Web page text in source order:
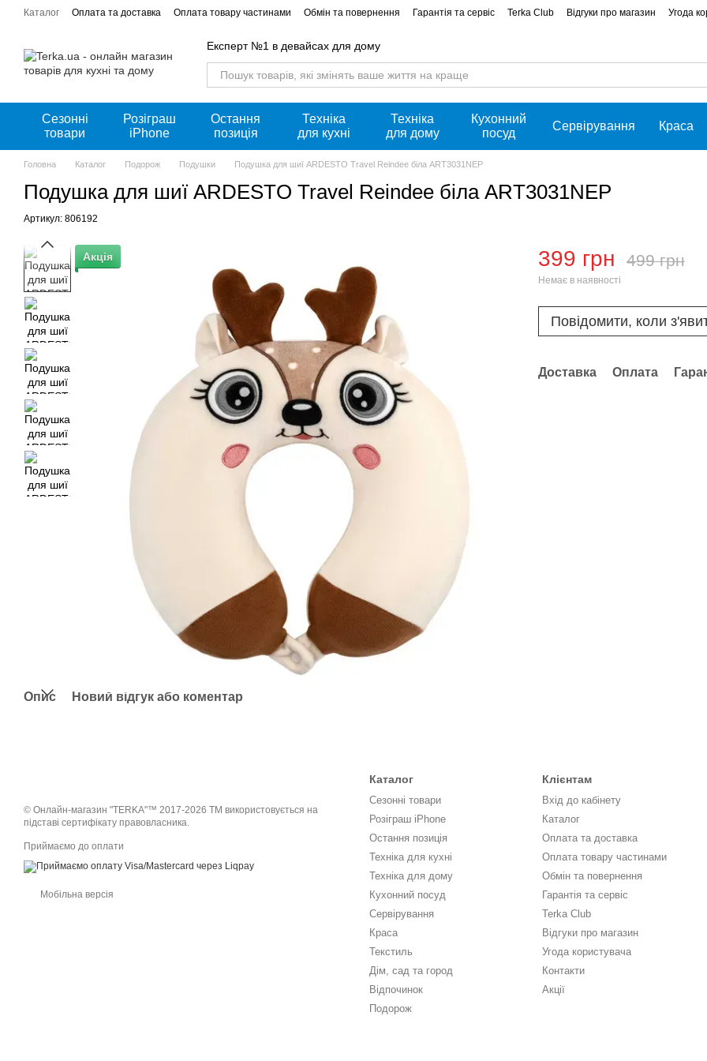
Перейти к основному контенту
Каталог Оплата та доставка Оплата товару частинами Обмін та повернення Гарантія та сервіс Terka Club Відгуки про магазин
Угода
Експерт №1 в девайсах для дому
Сезонні
товари
Розіграш
iPhone
Остання
позиція
Техніка
для кухні
Техніка
для дому
Кухонний
посуд
Сервірування Краса
Головна Каталог Подорож Подушки Подушка для шиї ARDESTO Travel Reindee біла ART3031NEP
Подушка для шиї ARDESTO Travel Reindee біла ART3031NEP
Артикул: 806192
Акція
Опис Новий відгук або коментар
399 грн 499 грн
Немає в наявності
Повідомити, коли
Доставка Оплата
© Онлайн-магазин "TERKA"™ 2017-2026 ТМ використовується на
підставі сертифікату правовласника.
Приймаємо до оплати
Мобільна версія
Каталог
Сезонні товари
Розіграш iPhone
Остання позиція
Техніка для кухні
Техніка для дому
Кухонний посуд
Сервірування
Краса
Текстиль
Дім, сад та город
Відпочинок
Подорож
Клієнтам
Вхід до кабінету
Каталог
Оплата та доставка
Оплата товару частинами
Обмін та повернення
Гарантія та сервіс
Terka Club
Відгуки про магазин
Угода користувача
Контакти
Акції